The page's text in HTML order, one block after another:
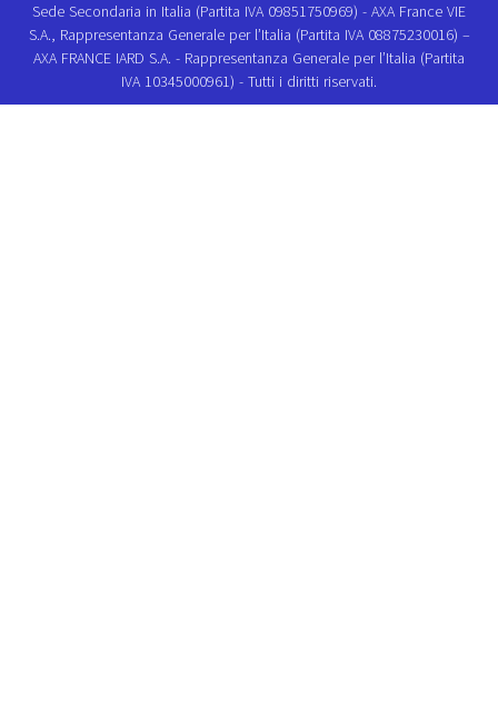
Sede Secondaria in Italia (Partita IVA 09851750969) - AXA France VIE
S.A., Rappresentanza Generale per l’Italia (Partita IVA 08875230016) –
AXA FRANCE IARD S.A. - Rappresentanza Generale per l’Italia (Partita
IVA 10345000961) - Tutti i diritti riservati.